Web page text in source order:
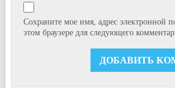
Сохраните мое имя, адрес электронной
этом браузере для следующего